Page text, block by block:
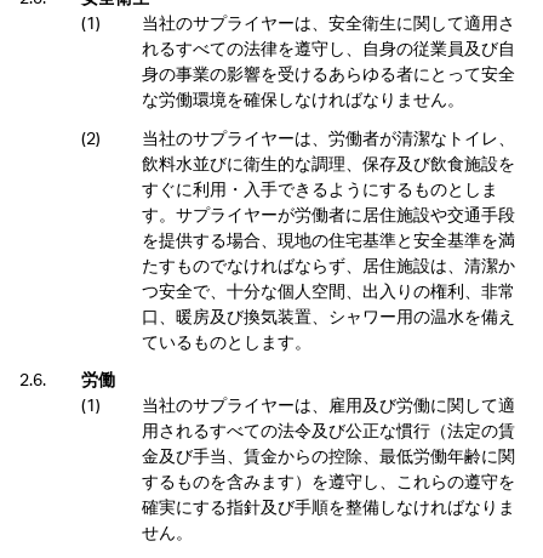
当社のサプライヤーは、安全衛生に関して適用さ
れるすべての法律を遵守し、自身の従業員及び自
身の事業の影響を受けるあらゆる者にとって安全
な労働環境を確保しなければなりません。
当社のサプライヤーは、労働者が清潔なトイレ、
飲料水並びに衛生的な調理、保存及び飲食施設を
すぐに利用・入手できるようにするものとしま
す。サプライヤーが労働者に居住施設や交通手段
を提供する場合、現地の住宅基準と安全基準を満
たすものでなければならず、居住施設は、清潔か
つ安全で、十分な個人空間、出入りの権利、非常
口、暖房及び換気装置、シャワー用の温水を備え
ているものとします。
労働
当社のサプライヤーは、雇用及び労働に関して適
用されるすべての法令及び公正な慣行（法定の賃
金及び手当、賃金からの控除、最低労働年齢に関
するものを含みます）を遵守し、これらの遵守を
確実にする指針及び手順を整備しなければなりま
せん。